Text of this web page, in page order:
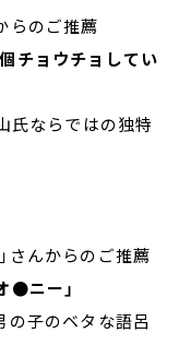
らのご推薦
チョウチョしてい
氏ならではの独特
さんからのご推薦
●ニー」
の子のベタな語呂